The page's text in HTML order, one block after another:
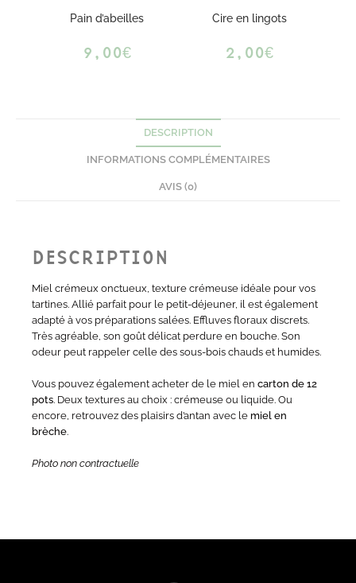
DESCRIPTION
INFORMATIONS COMPLÉMENTAIRES
AVIS (0)
DESCRIPTION
Miel crémeux onctueux, texture crémeuse idéale pour vos
tartines. Allié parfait pour le petit-déjeuner, il est également
adapté à vos préparations salées. Effluves floraux discrets.
Très agréable, son goût délicat perdure en bouche. Son
odeur peut rappeler celle des sous-bois chauds et humides.
Vous pouvez également acheter de le miel en carton de 12
pots. Deux textures au choix : crémeuse ou liquide. Ou
encore, retrouvez des plaisirs d’antan avec le miel en
brèche.
Photo non contractuelle
Pain d’abeilles
9,00€
Cire en lingots
2,00€